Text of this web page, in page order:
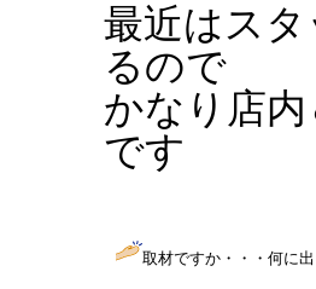
最近はス
るので
かなり店
です
取材ですか・・・何に